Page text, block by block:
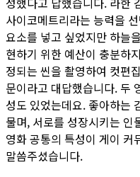
사이코메트리라는 능력을
요소를 넣고 싶었지만 하늘
현하기 위한 예산이 충분하
정되는 씬을 촬영하여 컷편
문이라고 대답했습니다. 두
성도 있었는데요. 좋아하는
물며, 서로를 성장시키는 인
영화 공통의 특성이 게이 커
말씀주셨습니다.